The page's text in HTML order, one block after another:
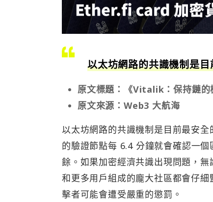
以太坊網路的共識機制是
原文標題：《Vitalik：保持鏈的
原文來源：Web3 大航海
以太坊網路的共識機制是目前最安
的驗證節點每 6.4 分鐘就會確認一
餘。如果加密經濟共識出現問題，
和更多用戶組成的龐大社區都會仔
擊者可能會遭受嚴重的懲罰。